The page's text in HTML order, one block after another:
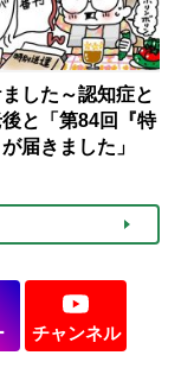
した～認知症と
と「第84回『特
届きました」
チャンネル